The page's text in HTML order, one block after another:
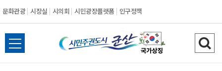
문화관광 시장실 시의회 시민광장플랫폼 인구정책
시민주권도시 군
전체메뉴 열기 검